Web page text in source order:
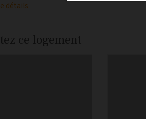
détails
ce logement